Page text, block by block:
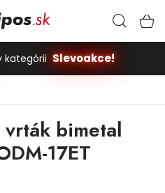
kategórii Slevoakce!
bimetal
17ET